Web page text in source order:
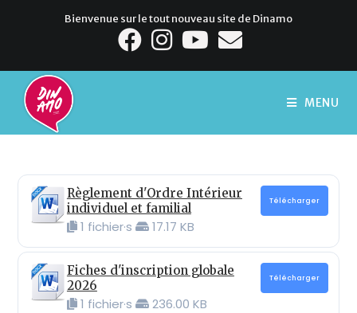
Bienvenue sur le tout nouveau site de Dinamo
MENU
Règlement d'Ordre Intérieur
individuel et familial
1 fichier·s 17.17 KB
Télécharger
Fiches d'inscription globale
2026
1 fichier·s 236.00 KB
Télécharger